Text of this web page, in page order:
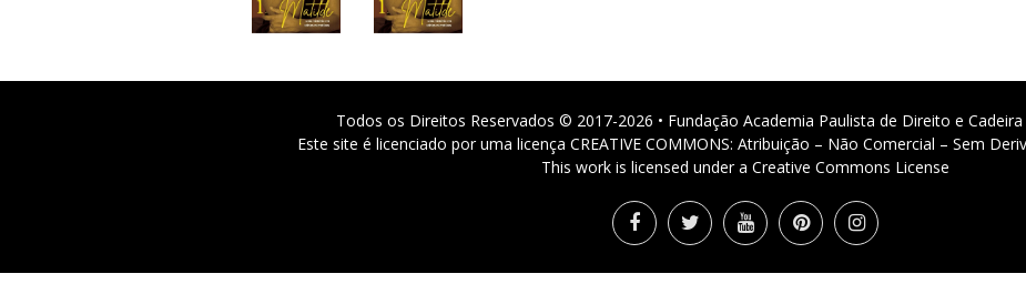
Todos os Direitos Reservados © 2017-2026 • Fundação Academia Paulista de Direito e
Este site é licenciado por uma licença CREATIVE COMMONS: Atribuição – Não Comercial – Sem
This work is licensed under a Creative Commons License